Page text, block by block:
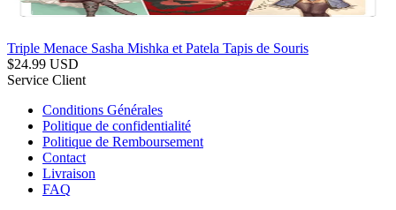
Triple Menace Sasha Mishka et Patela Tapis de Souris
$24.99 USD
Service Client
Conditions Générales
Politique de confidentialité
Politique de Remboursement
Contact
Livraison
FAQ